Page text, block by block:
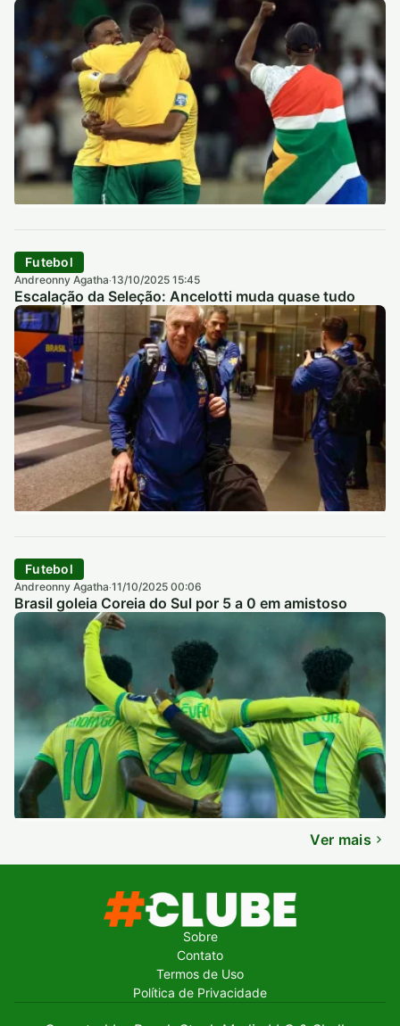
Futebol
Andreonny Agatha·13/10/2025 15:45
Escalação da Seleção: Ancelotti muda quase tudo
Futebol
Andreonny Agatha·11/10/2025 00:06
Brasil goleia Coreia do Sul por 5 a 0 em amistoso
Ver mais
Sobre
Contato
Termos de Uso
Política de Privacidade